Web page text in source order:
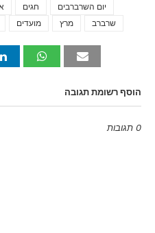
חגים
יום השרברבים
מועדים מרץ שרברב
הוסף רשומת תגובה
0 תגובות